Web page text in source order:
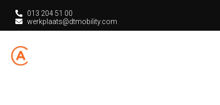
013 204 51 00
werkplaats@dtmobility.com